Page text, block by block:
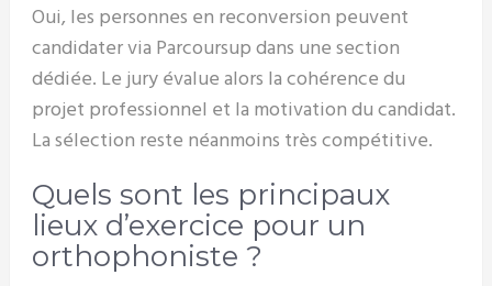
Oui, les personnes en reconversion peuvent
candidater via Parcoursup dans une section
dédiée. Le jury évalue alors la cohérence du
projet professionnel et la motivation du candidat.
La sélection reste néanmoins très compétitive.
Quels sont les principaux
lieux d’exercice pour un
orthophoniste ?